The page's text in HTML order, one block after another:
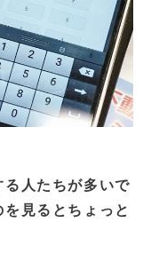
る人たちが多いで
見るとちょっと